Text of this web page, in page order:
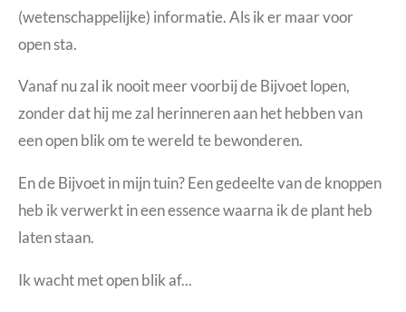
(wetenschappelijke) informatie. Als ik er maar voor
open sta.
Vanaf nu zal ik nooit meer voorbij de Bijvoet lopen,
zonder dat hij me zal herinneren aan het hebben van
een open blik om te wereld te bewonderen.
En de Bijvoet in mijn tuin? Een gedeelte van de knoppen
heb ik verwerkt in een essence waarna ik de plant heb
laten staan.
Ik wacht met open blik af...